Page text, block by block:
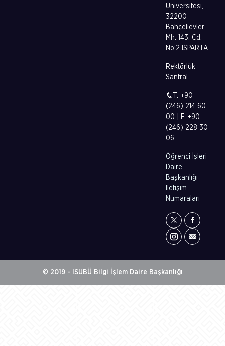
Üniversitesi,
32200
Bahçelievler
Mh. 143. Cd.
No:2 ISPARTA
Rektörlük
Santral
T. +90
(246) 214 60
00 | F. +90
(246) 228 30
06
Öğrenci İşleri
Daire
Başkanlığı
İletişim
Numaraları
© 2019 - ISUBÜ Bilgi İşlem Daire Başkanlığı